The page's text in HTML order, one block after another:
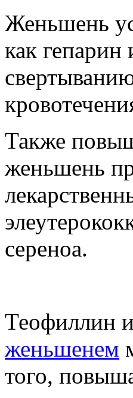
Женьшень
как
Также
женьшень
сереноа.
Теофиллин и
женьшенем
того,